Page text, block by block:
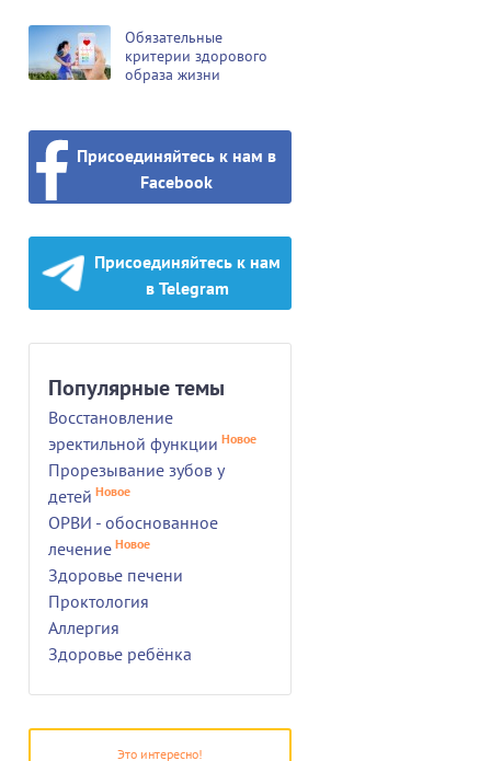
Обязательные
критерии здорового
образа жизни
Присоединяйтесь к нам в
Facebook
Присоединяйтесь к нам
в Telegram
Популярные темы
Восстановление
эректильной функции Новое
Прорезывание зубов у
детей Новое
ОРВИ - обоснованное
лечение Новое
Здоровье печени
Проктология
Аллергия
Здоровье ребёнка
Это интересно!